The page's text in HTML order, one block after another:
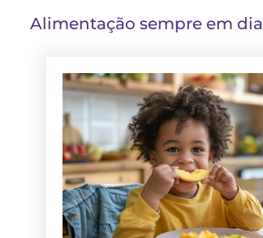
Alimentação sempre em dia